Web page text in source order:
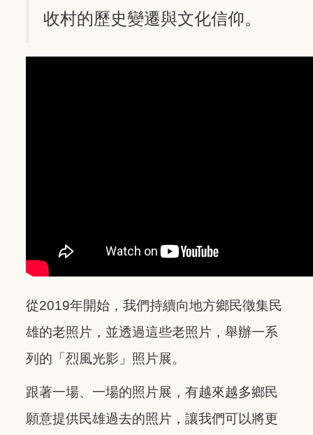
收村的歷史變遷與文化信仰。​
從2019年開始，我們持續向地方鄉民徵集民
雄的老照片，並透過這些老照片，舉辦一系
列的「烈風光影」照片展。​
跟著一場、一場的照片展，有越來越多鄉民
願意提供民雄過去的照片，讓我們可以將更